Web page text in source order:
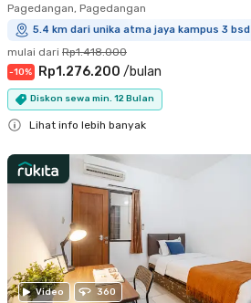
Pagedangan, Pagedangan
5.4 km dari unika atma jaya kampus 3 bsd
mulai dari Rp1.418.000
-10% Rp1.276.200 /bulan
Diskon sewa min. 12 Bulan
Lihat info lebih banyak
Video 360